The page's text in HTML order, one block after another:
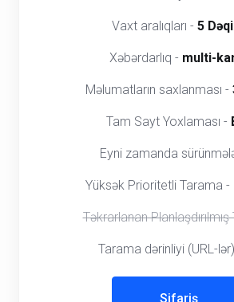
Vaxt aralıqları - 5
Xəbərdarlıq - multi-
Məlumatların saxlanması -
Tam Sayt Yoxlaması -
Eyni zamanda
Yüksək Prioritetli Tarama -
Təkrarlanan
Tarama dərinliyi (URL-
Sifariş